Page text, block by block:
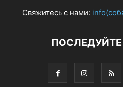
Свяжитесь с нами: